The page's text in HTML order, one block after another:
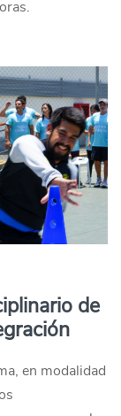
de
en modalidad